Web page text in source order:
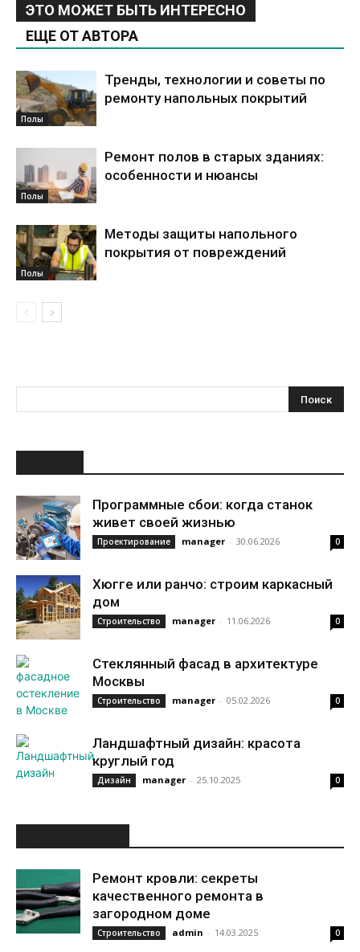
ЭТО МОЖЕТ БЫТЬ ИНТЕРЕСНО
ЕЩЕ ОТ АВТОРА
Полы
Тренды, технологии и советы по
ремонту напольных покрытий
Полы
Ремонт полов в старых зданиях:
особенности и нюансы
Полы
Методы защиты напольного
покрытия от повреждений
Программные сбои: когда станок
живет своей жизнью
Проектирование manager - 30.06.2026 0
Хюгге или ранчо: строим каркасный
дом
Строительство manager - 11.06.2026 0
Стеклянный фасад в архитектуре
Москвы
Строительство manager - 05.02.2026 0
Ландшафтный дизайн: красота
круглый год
Дизайн manager - 25.10.2025 0
Ремонт кровли: секреты
качественного ремонта в
загородном доме
Строительство admin - 14.03.2025 0